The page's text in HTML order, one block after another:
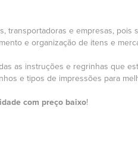
transportadoras e empresas, pois
e organização de itens e
as instruções e regrinhas que
e tipos de impressões para
com preço baixo!